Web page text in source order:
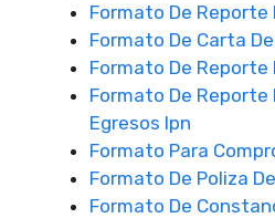
Formato De Reporte
Formato De Carta
Formato De Reporte
Formato De Reporte
Egresos Ipn
Formato Para
Formato De Poliza
Formato De